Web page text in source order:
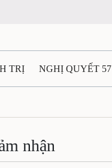
TRỊ NGHỊ QUYẾT 57
- MÔI TRƯỜNG
nhận